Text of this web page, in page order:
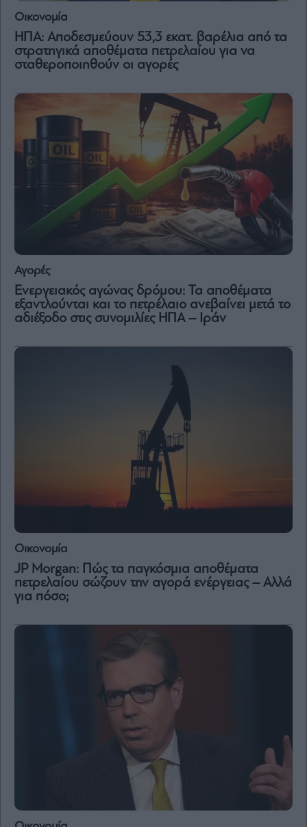
and
Terms
of
apply.
Οικονομία
ΗΠΑ: Αποδεσμεύουν 53,3 εκατ. βαρέλια από τα
στρατηγικά αποθέματα πετρελαίου για να
σταθεροποιηθούν οι αγορές
Αγορές
Ενεργειακός αγώνας δρόμου: Τα αποθέματα
εξαντλούνται και το πετρέλαιο ανεβαίνει μετά το
αδιέξοδο στις συνομιλίες ΗΠΑ – Ιράν
Οικονομία
JP Morgan: Πώς τα παγκόσμια αποθέματα
πετρελαίου σώζουν την αγορά ενέργειας – Αλλά
για πόσο;